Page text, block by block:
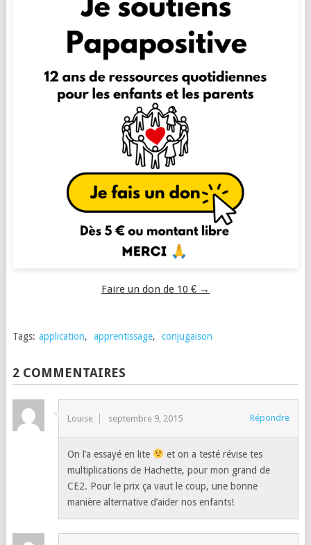
Faire un don de 10 € →
Tags: application, apprentissage, conjugaison
2 COMMENTAIRES
Louise septembre 9, 2015 Répondre
On l’a essayé en lite
et on a testé révise tes
multiplications de Hachette, pour mon grand de
CE2. Pour le prix ça vaut le coup, une bonne
manière alternative d’aider nos enfants!